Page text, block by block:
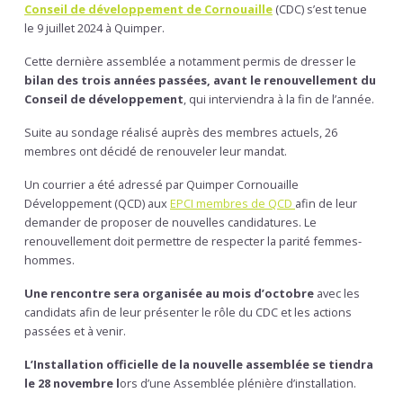
Conseil de développement de Cornouaille (CDC) s’est tenue
le 9 juillet 2024 à Quimper.
Cette dernière assemblée a notamment permis de dresser le
bilan des trois années passées, avant le renouvellement du
Conseil de développement, qui interviendra à la fin de l’année.
Suite au sondage réalisé auprès des membres actuels, 26
membres ont décidé de renouveler leur mandat.
Un courrier a été adressé par Quimper Cornouaille
Développement (QCD) auxEPCI membres de QCD afin de leur
demander de proposer de nouvelles candidatures. Le
renouvellement doit permettre de respecter la parité femmes-
hommes.
Une rencontre sera organisée au mois d’octobre avec les
candidats afin de leur présenter le rôle du CDC et les actions
passées et à venir.
L’Installation officielle de la nouvelle assemblée se tiendra
le 28 novembre lors d’une Assemblée plénière d’installation.